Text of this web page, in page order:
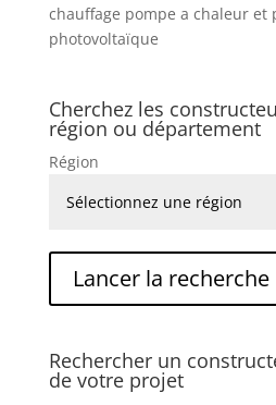
chauffage pompe a chaleur et
photovoltaïque
Cherchez les
région ou département
Région
Rechercher un
de votre projet